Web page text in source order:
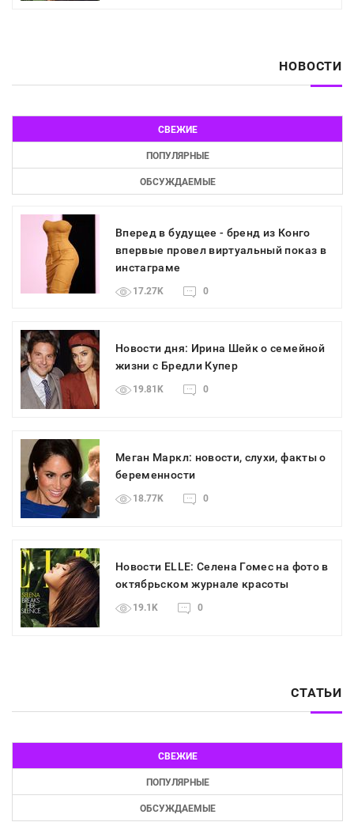
НОВОСТИ
СВЕЖИЕ
ПОПУЛЯРНЫЕ
ОБСУЖДАЕМЫЕ
Вперед в будущее - бренд из Конго
впервые провел виртуальный показ в
инстаграме
17.27K 0
Новости дня: Ирина Шейк о семейной
жизни с Бредли Купер
19.81K 0
Меган Маркл: новости, слухи, факты о
беременности
18.77K 0
Новости ELLE: Селена Гомес на фото в
октябрьском журнале красоты
19.1K 0
СТАТЬИ
СВЕЖИЕ
ПОПУЛЯРНЫЕ
ОБСУЖДАЕМЫЕ